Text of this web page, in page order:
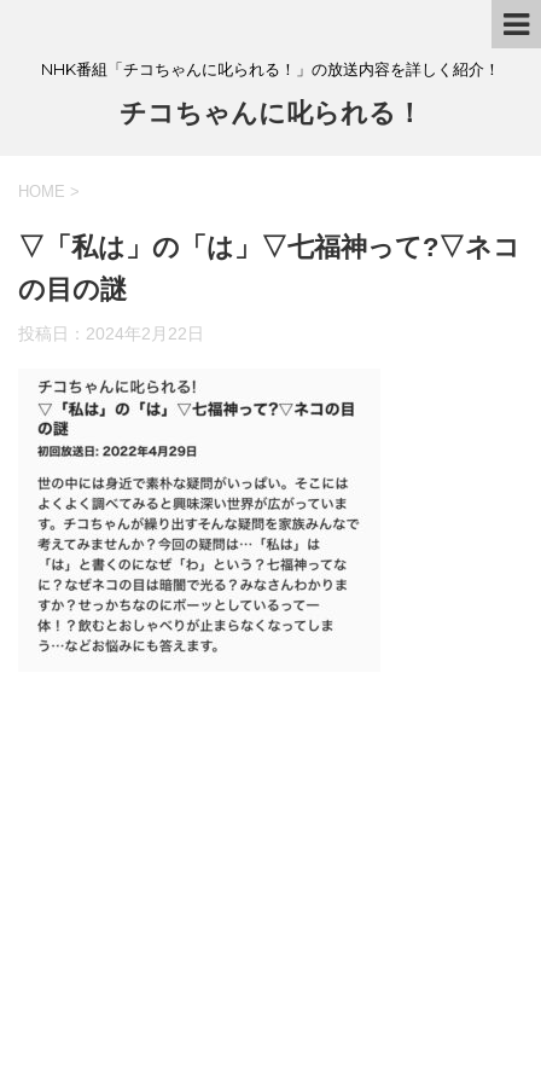
NHK番組「チコちゃんに叱られる！」の放送内容を詳しく紹介！
チコちゃんに叱られる！
HOME >
▽「私は」の「は」▽七福神って?▽ネコ
の目の謎
投稿日： 2024年2月22日